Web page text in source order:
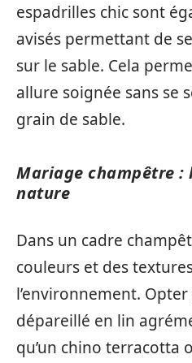
espadrilles chic sont
avisés permettant de
sur le sable. Cela
allure soignée sans se
grain de sable.
Mariage champêtre :
nature
Dans un cadre
couleurs et des
l’environnement.
dépareillé en lin
qu’un chino terracotta